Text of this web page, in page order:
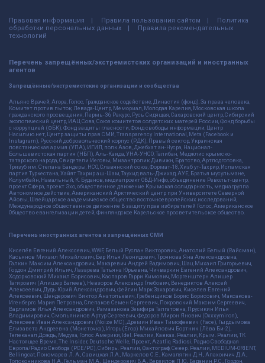
Правовая информация Правила пользования сайтом
Политика
обработки персональных данных
Правила рекомендательных
технологий
Перечень запрещённых/экстремистских организаций и иностранных
агентов
Запрещённые/экстремистские организации и сообщества
Альянс Врачей, Агора, Голос, Гражданское содействие, Династия (фонд), За права человека,
Комитет против пыток, Левада-Центр, Мемориал, Молодая Карелия, Московская школа
гражданского просвещения, Пермь-36, Ракурс, Русь Сидящая, Сахаровский центр, Сибирский
экологический центр, ИАЦ Сова, Союз комитетов солдатских матерей России, Фонд борьбы
с коррупцией (ФБК), Фонд защиты гласности, Фонд свободы информации, Центр
Насилию.нет, Центр защиты прав СМИ, Transparency International, Meta (Facebook и
Instagram), Русский добровольческий корпус (РДК), Правый сектор, Украинская
повстанческая армия (УПА), ИГИЛ, полк Азов, Джебхат ан-Нусра, Национал-
Большевистская партия (НБП), Аль-Каида, УНА-УНСО, Талибан, Меджлис крымско-
татарского народа, Свидетели Иеговы, Мизантропик Дивижн, Братство, Артподготовка,
Тризуб им. Степана Бандеры, НСО, Славянский союз, Формат-18, Хизб ут-Тахрир, Исламская
партия Туркестана, Хайят Тахрир аш-Шам, Таухид валь-Джихад, АУЕ, Братья мусульмане,
Колумбайн, Навальный, К. Буданов, медиапроект ОВД-Инфо, объединение Револьт-центр,
проект Сфера, проект Эхо, общественное движение Крымская солидарность, медиагруппа
Автономное действие, Американский Арктический центр при Университете Северной
Айовы, Швейцарское академическое общество восточноевропейских исследований,
Международное общественное движение В защиту прав избирателей Голос, Американское
Общество евангелизации детей, Финляндское Карельское просветительское общество.
Перечень иностранных агентов и запрещённых СМИ
Киселёв Евгений Алекссевич, WWF, Белый Руслан Викторович, Анатолий Белый (Вайсман),
Касьянов Михаил Михайлович, Бер Илья Леонидович, Троянова Яна Александровна,
Галкин Максим Александрович, Макаревич Андрей Вадимович, Шац Михаил Григорьевич,
Гордон Дмитрий Ильич, Лазарева Татьяна Юрьевна, Чичваркин Евгений Александрович,
Ходорковский Михаил Борисович, Каспаров Гарри Кимович, Моргенштерн Алишер
Тагирович (Алишер Валеев), Невзоров Александр Глебович, Венедиктов Алексей
Алексеевич, Дудь Юрий Александрович, Фейгин Марк Захарович, Киселев Евгений
Алексеевич, Шендерович Виктор Анатольевич, Гребенщиков Борис Борисович, Максакова-
Игенбергс Мария Петровна, Слепаков Семен Сергеевич, Покровский Максим Сергеевич,
Варламов Илья Александрович, Рамазанова Земфира Талгатовна, Прусикин Илья
Владимирович, Смольянинов Артур Сергеевич, Федоров Мирон Янович (Oxxxymiron),
Алексеев Иван Александрович (Noize MC), Дремин Иван Тимофеевич (Face), Гырдымова
Елизавета Андреевна (Монеточка), Игорь(Егор) Михайлович Бортник (Лёва Би-2),
Телеканал Дождь, Медуза, Голос Америки, Idel. Реалии, Кавказ. Реалии, Крым. Реалии, ТК
Настоящее Время, The Insider, Deutsche Welle, Проект, Azatliq Radiosi, Радио Свободная
Европа/Радио Свобода (PCE/PC), Сибирь. Реалии, Фактограф, Север. Реалии, MEDIUM-ORIENT,
Bellingcat, Пономарев Л. А., Савицкая Л.А., Маркелов С.Е., Камалягин Д.Н., Апахончич Д.А.,
Толоконникова Н.А., Гельман М.А., Шендерович В.А., Верзилов П.Ю., Баданин Р.С., Гордон,